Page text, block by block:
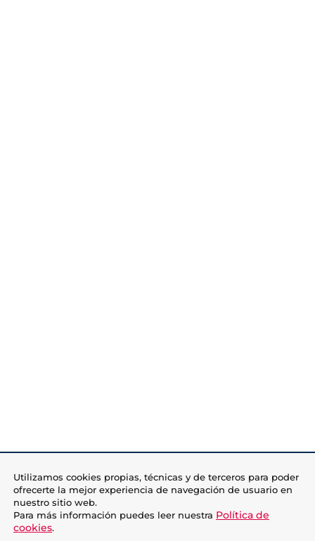
Utilizamos cookies propias, técnicas y de terceros para poder
ofrecerte la mejor experiencia de navegación de usuario en
nuestro sitio web.
Para más información puedes leer nuestra Política de
cookies.